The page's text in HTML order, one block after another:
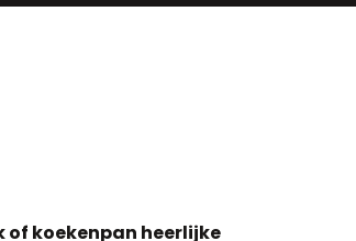
of koekenpan heerlijke